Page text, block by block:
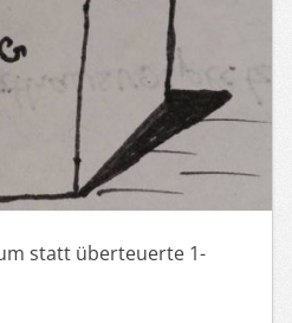
statt überteuerte 1-